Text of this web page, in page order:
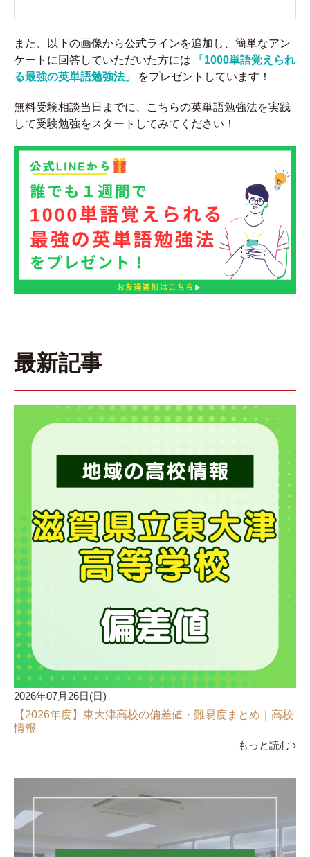
また、以下の画像から公式ラインを追加し、簡単なアン
ケートに回答していただいた方には
「1000単語覚えられ
る最強の英単語勉強法」
をプレゼントしています！
無料受験相談当日までに、こちらの英単語勉強法を実践
して受験勉強をスタートしてみてください！
最新記事
2026年07月26日(日)
【2026年度】東大津高校の偏差値・難易度まとめ｜高校
情報
もっと読む ›